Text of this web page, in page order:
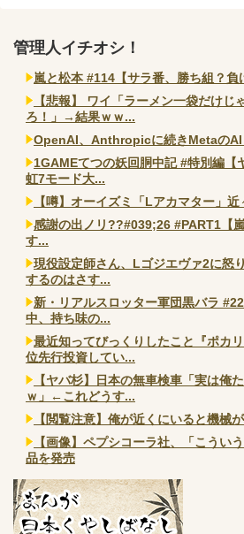
管理人イチオシ！
嵐と松本 #114【サラ番、勝ち組？負
【悲報】 ワイ「ラーメン一袋だけじ
ろ！」→結果ｗｗ...
OpenAI、Anthropicに続きMetaのAI
1GAMEてつの妖回胴中記 #特別編【
虹7モード大...
【噂】オーイズミ「Lアカマター」
感謝の出ノリ??#039;26 #PART1【
す...
現役設定師さん、Lゴジエヴァ2に怒
するのはさす...
新・リアルスロッター軍団黒バラ
中、持ち味の...
最近知ってびっくりしたこと『ポカ
位先行投資してい...
【ヤバ杉】日本の無車検車「実は俺
ｗ」←これどうす...
【閲覧注意】俺が近くにいると機械
【画像】ペプシコーラ社、「こうい
品を発売